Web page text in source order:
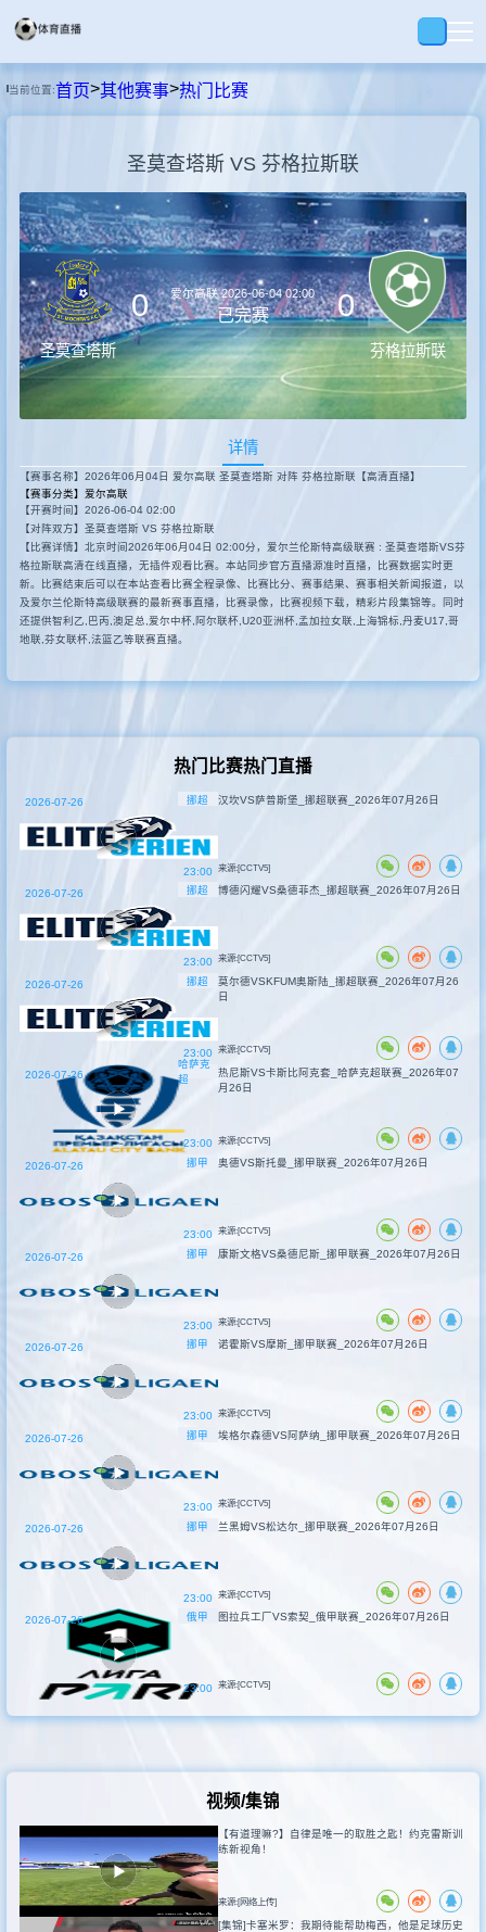
首页
足球
篮球
录播
集锦
速报
当前位置:首页>其他赛事>热门比赛
圣莫查塔斯 VS 芬格拉斯联
圣莫查塔斯
0 爱尔高联2026-06-04 02:00
已完赛 0
芬格拉斯联
详情
【赛事名称】2026年06月04日 爱尔高联 圣莫查塔斯 对阵 芬格拉斯联【高清直播】
【赛事分类】 爱尔高联
【开赛时间】2026-06-04 02:00
【对阵双方】圣莫查塔斯 VS 芬格拉斯联
【比赛详情】北京时间2026年06月04日 02:00分，爱尔兰伦斯特高级联赛 : 圣莫查塔斯VS芬
格拉斯联高清在线直播，无插件观看比赛。本站同步官方直播源准时直播，比赛数据实时更
新。比赛结束后可以在本站查看比赛全程录像、比赛比分、赛事结果、赛事相关新闻报道，以
及爱尔兰伦斯特高级联赛的最新赛事直播，比赛录像，比赛视频下载，精彩片段集锦等。同时
还提供智利乙,巴丙,澳足总,爱尔中杯,阿尔联杯,U20亚洲杯,孟加拉女联,上海锦标,丹麦U17,哥
地联,芬女联杯,法篮乙等联赛直播。
热门比赛热门直播
挪超
23:00
2026-07-26 汉坎VS萨普斯堡_挪超联赛_2026年07月26日
来源:[CCTV5]
挪超
23:00
2026-07-26 博德闪耀VS桑德菲杰_挪超联赛_2026年07月26日
来源:[CCTV5]
挪超
23:00
2026-07-26
莫尔德VSKFUM奥斯陆_挪超联赛_2026年07月26
日
来源:[CCTV5]
哈萨克
超
23:00
2026-07-26
热尼斯VS卡斯比阿克套_哈萨克超联赛_2026年07
月26日
来源:[CCTV5]
挪甲
23:00
2026-07-26 奥德VS斯托曼_挪甲联赛_2026年07月26日
来源:[CCTV5]
挪甲
23:00
2026-07-26 康斯文格VS桑德尼斯_挪甲联赛_2026年07月26日
来源:[CCTV5]
挪甲
23:00
2026-07-26 诺霍斯VS摩斯_挪甲联赛_2026年07月26日
来源:[CCTV5]
挪甲
23:00
2026-07-26 埃格尔森德VS阿萨纳_挪甲联赛_2026年07月26日
来源:[CCTV5]
挪甲
23:00
2026-07-26 兰黑姆VS松达尔_挪甲联赛_2026年07月26日
来源:[CCTV5]
俄甲
23:00
2026-07-26 图拉兵工厂VS索契_俄甲联赛_2026年07月26日
来源:[CCTV5]
视频/集锦
【有道理嘛?】自律是唯一的取胜之匙！约克雷斯训
练新视角！
来源:[网络上传]
[集锦]卡塞米罗：我期待能帮助梅西，他是足球历史